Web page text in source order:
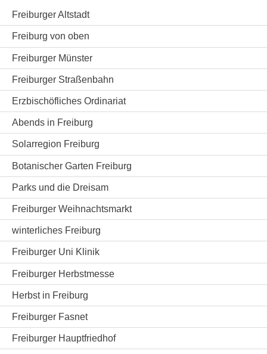
Freiburger Altstadt
Freiburg von oben
Freiburger Münster
Freiburger Straßenbahn
Erzbischöfliches Ordinariat
Abends in Freiburg
Solarregion Freiburg
Botanischer Garten Freiburg
Parks und die Dreisam
Freiburger Weihnachtsmarkt
winterliches Freiburg
Freiburger Uni Klinik
Freiburger Herbstmesse
Herbst in Freiburg
Freiburger Fasnet
Freiburger Hauptfriedhof